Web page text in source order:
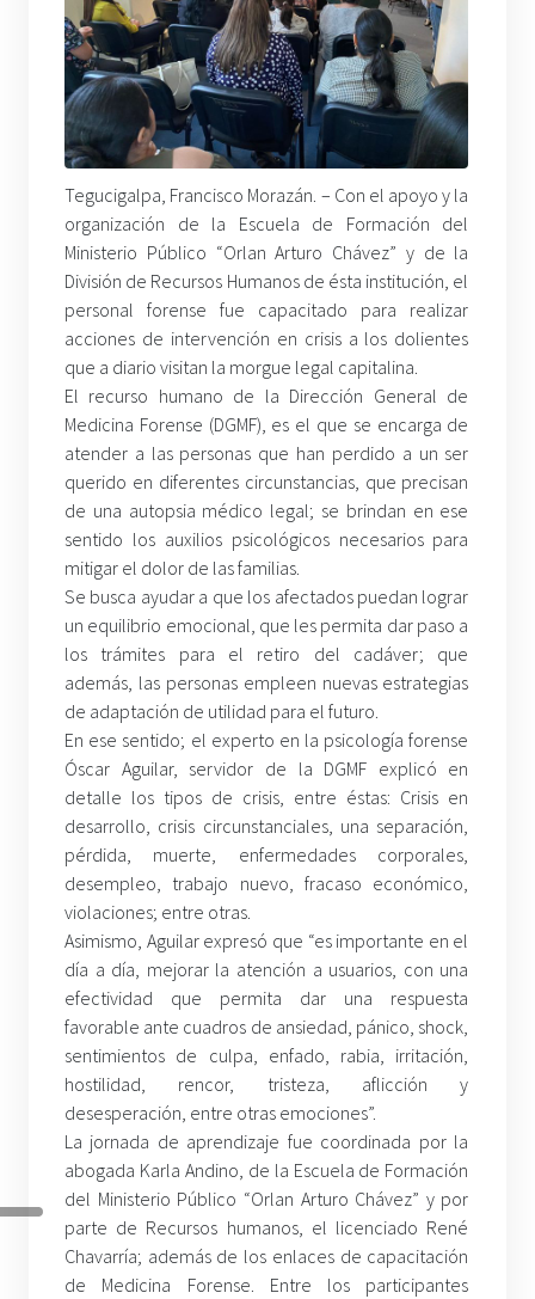
Tegucigalpa, Francisco Morazán. – Con el apoyo y la
organización de la Escuela de Formación del
Ministerio Público “Orlan Arturo Chávez” y de la
División de Recursos Humanos de ésta institución, el
personal forense fue capacitado para realizar
acciones de intervención en crisis a los dolientes
que a diario visitan la morgue legal capitalina.
El recurso humano de la Dirección General de
Medicina Forense (DGMF), es el que se encarga de
atender a las personas que han perdido a un ser
querido en diferentes circunstancias, que precisan
de una autopsia médico legal; se brindan en ese
sentido los auxilios psicológicos necesarios para
mitigar el dolor de las familias.
Se busca ayudar a que los afectados puedan lograr
un equilibrio emocional, que les permita dar paso a
los trámites para el retiro del cadáver; que
además, las personas empleen nuevas estrategias
de adaptación de utilidad para el futuro.
En ese sentido; el experto en la psicología forense
Óscar Aguilar, servidor de la DGMF explicó en
detalle los tipos de crisis, entre éstas: Crisis en
desarrollo, crisis circunstanciales, una separación,
pérdida, muerte, enfermedades corporales,
desempleo, trabajo nuevo, fracaso económico,
violaciones; entre otras.
Asimismo, Aguilar expresó que “es importante en el
día a día, mejorar la atención a usuarios, con una
efectividad que permita dar una respuesta
favorable ante cuadros de ansiedad, pánico, shock,
sentimientos de culpa, enfado, rabia, irritación,
hostilidad, rencor, tristeza, aflicción y
desesperación, entre otras emociones”.
La jornada de aprendizaje fue coordinada por la
abogada Karla Andino, de la Escuela de Formación
del Ministerio Público “Orlan Arturo Chávez” y por
parte de Recursos humanos, el licenciado René
Chavarría; además de los enlaces de capacitación
de Medicina Forense. Entre los participantes